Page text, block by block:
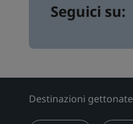
Seguici su:
Destinazioni gettonate